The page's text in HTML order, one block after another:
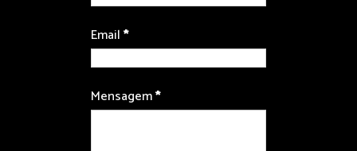
Email*
Mensagem*